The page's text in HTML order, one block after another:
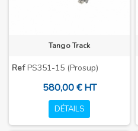
Tango Track
RefPS351-15 (Prosup)
580,00 € HT
DÉTAILS